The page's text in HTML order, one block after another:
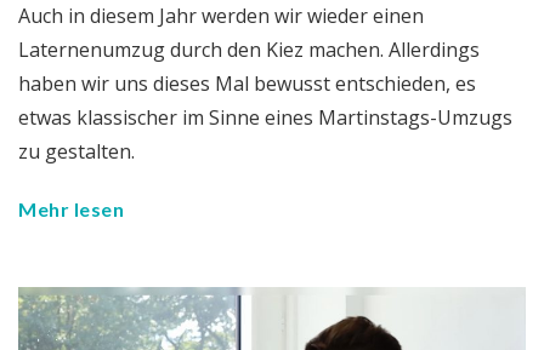
Auch in diesem Jahr werden wir wieder einen
Laternenumzug durch den Kiez machen. Allerdings
haben wir uns dieses Mal bewusst entschieden, es
etwas klassischer im Sinne eines Martinstags-Umzugs
zu gestalten.
Mehr lesen